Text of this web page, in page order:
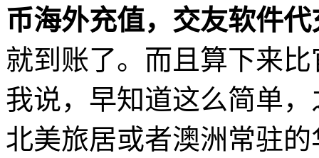
币海外充值，交友软件
就到账了。而且算下来
我说，早知道这么简单
北美旅居或者澳洲常驻